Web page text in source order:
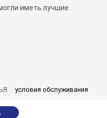
иметь лучшие
условия обслуживания